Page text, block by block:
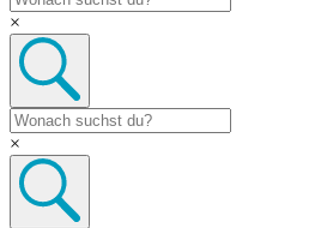
×
×